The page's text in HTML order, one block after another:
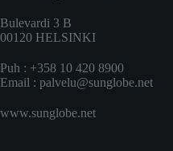
Bulevardi 3 B
00120 HELSINKI
Puh : +358 10 420 8900
Email : palvelu@sunglobe.net
www.sunglobe.net